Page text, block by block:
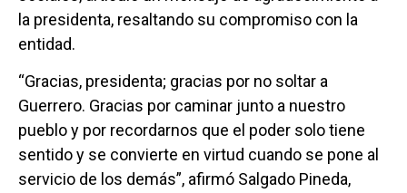
la presidenta, resaltando su compromiso con la
entidad.
“Gracias, presidenta; gracias por no soltar a
Guerrero. Gracias por caminar junto a nuestro
pueblo y por recordarnos que el poder solo tiene
sentido y se convierte en virtud cuando se pone al
servicio de los demás”, afirmó Salgado Pineda,